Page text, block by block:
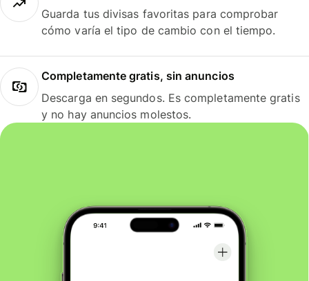
Guarda tus divisas favoritas para comprobar
cómo varía el tipo de cambio con el tiempo.
Completamente gratis, sin anuncios
Descarga en segundos. Es completamente gratis
y no hay anuncios molestos.